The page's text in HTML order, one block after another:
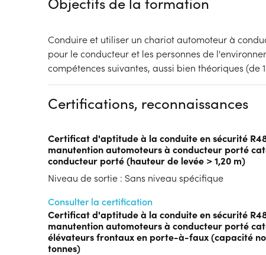
Conduire et utiliser un chariot automoteur à
pour le conducteur et les personnes de
compétences suivantes, aussi bien théoriques (de
Certifications, reconnaissances
Certificat d'aptitude à la conduite en sécurité
manutention automoteurs à conducteur porté
conducteur porté (hauteur de levée > 1,20 m)
Niveau de sortie : Sans niveau spécifique
Consulter la certification
Certificat d'aptitude à la conduite en sécurité
manutention automoteurs à conducteur porté
élévateurs frontaux en porte-à-faux (capacité
tonnes)